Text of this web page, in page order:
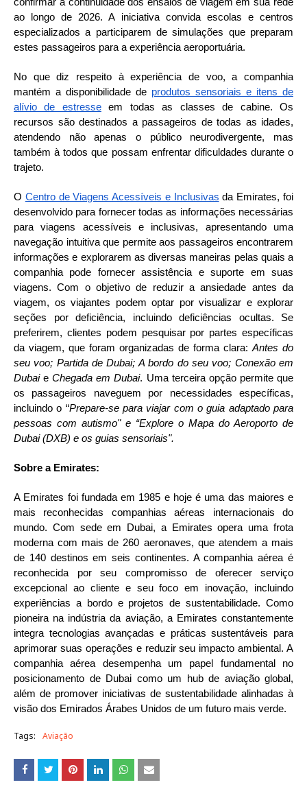
ao longo de 2026. A iniciativa convida escolas e centros
especializados a participarem de simulações que preparam
estes passageiros para a experiência aeroportuária.
No que diz respeito à experiência de voo, a companhia
mantém a disponibilidade de produtos sensoriais e itens de
alívio de estresseem todas as classes de cabine. Os
recursos são destinados a passageiros de todas as idades,
atendendo não apenas o público neurodivergente, mas
também à todos que possam enfrentar dificuldades durante o
trajeto.
O Centro de Viagens Acessíveis e Inclusivas da Emirates, foi
desenvolvido para fornecer todas as informações necessárias
para viagens acessíveis e inclusivas, apresentando uma
navegação intuitiva que permite aos passageiros encontrarem
informações e explorarem as diversas maneiras pelas quais a
companhia pode fornecer assistência e suporte em suas
viagens. Com o objetivo de reduzir a ansiedade antes da
viagem, os viajantes podem optar por visualizar e explorar
seções por deficiência, incluindo deficiências ocultas. Se
preferirem, clientes podem pesquisar por partes específicas
da viagem, que foram organizadas de forma clara: Antes do
seu voo; Partida de Dubai; A bordo do seu voo; Conexão em
DubaieChegada em Dubai. Uma terceira opção permite que
os passageiros naveguem por necessidades específicas,
incluindo o “Prepare-se para viajar com o guia adaptado para
pessoas com autismo" e “Explore o Mapa do Aeroporto de
Dubai (DXB) e os guias sensoriais".
Sobre a Emirates:
A Emirates foi fundada em 1985 e hoje é uma das maiores e
mais reconhecidas companhias aéreas internacionais do
mundo. Com sede em Dubai, a Emirates opera uma frota
moderna com mais de 260 aeronaves, que atendem a mais
de 140 destinos em seis continentes. A companhia aérea é
reconhecida por seu compromisso de oferecer serviço
excepcional ao cliente e seu foco em inovação, incluindo
experiências a bordo e projetos de sustentabilidade. Como
pioneira na indústria da aviação, a Emirates constantemente
integra tecnologias avançadas e práticas sustentáveis para
aprimorar suas operações e reduzir seu impacto ambiental. A
companhia aérea desempenha um papel fundamental no
posicionamento de Dubai como um hub de aviação global,
além de promover iniciativas de sustentabilidade alinhadas à
visão dos Emirados Árabes Unidos de um futuro mais verde.
Tags: Aviação